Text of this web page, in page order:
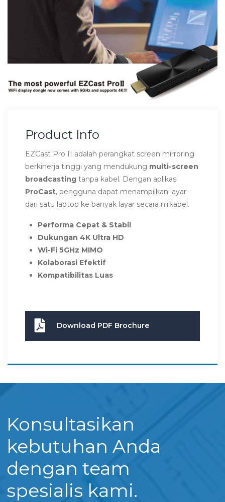
Product Info
EZCast Pro II adalah perangkat screen mirroring
berkinerja tinggi yang mendukung multi-screen
broadcasting tanpa kabel. Dengan aplikasi
ProCast, pengguna dapat menampilkan layar
dari satu laptop ke banyak layar secara nirkabel.
Performa Cepat & Stabil
Dukungan 4K Ultra HD
Wi-Fi 5GHz MIMO
Kolaborasi Efektif
Kompatibilitas Luas
Download PDF Brochure
Konsultasikan
kebutuhan Anda
dengan team
spesialis kami.